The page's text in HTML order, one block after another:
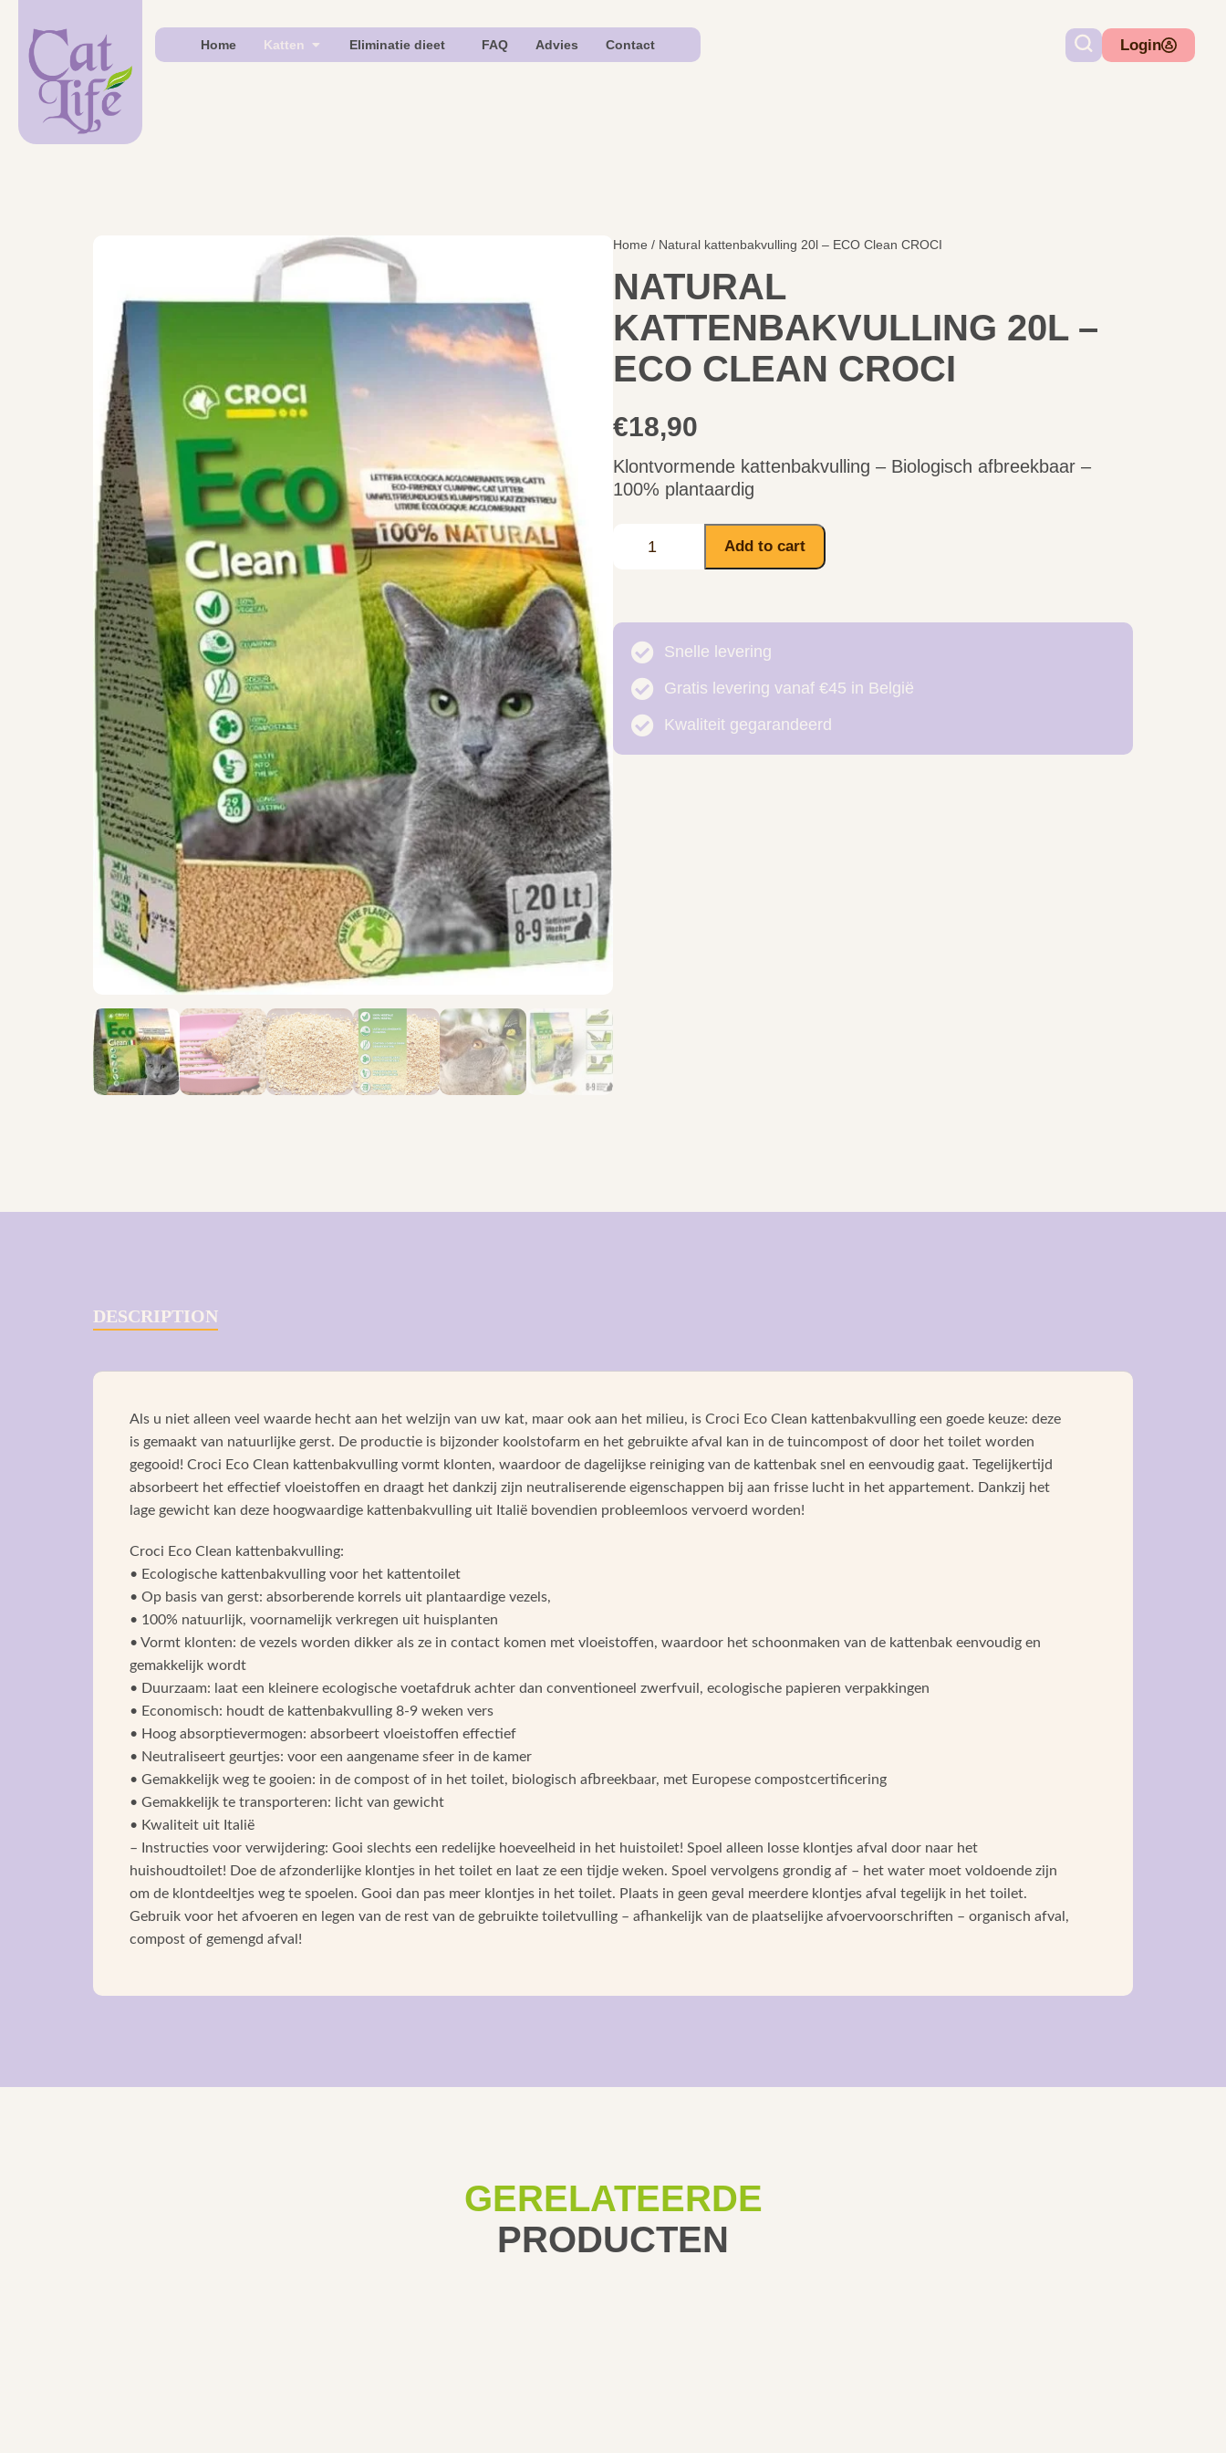
Home Katten Eliminatie dieet FAQ Advies Contact Login
Home / Natural kattenbakvulling 20l – ECO Clean CROCI
NATURAL
KATTENBAKVULLING 20L –
ECO CLEAN CROCI
€18,90
Klontvormende kattenbakvulling – Biologisch afbreekbaar –
100% plantaardig
Add to cart
Snelle levering
Gratis levering vanaf €45 in België
Kwaliteit gegarandeerd
DESCRIPTION
Als u niet alleen veel waarde hecht aan het welzijn van uw kat, maar ook aan het milieu, is Croci Eco Clean kattenbakvulling een goede keuze: deze
is gemaakt van natuurlijke gerst. De productie is bijzonder koolstofarm en het gebruikte afval kan in de tuincompost of door het toilet worden
gegooid! Croci Eco Clean kattenbakvulling vormt klonten, waardoor de dagelijkse reiniging van de kattenbak snel en eenvoudig gaat. Tegelijkertijd
absorbeert het effectief vloeistoffen en draagt ​​het dankzij zijn neutraliserende eigenschappen bij aan frisse lucht in het appartement. Dankzij het
lage gewicht kan deze hoogwaardige kattenbakvulling uit Italië bovendien probleemloos vervoerd worden!
Croci Eco Clean kattenbakvulling:
• Ecologische kattenbakvulling voor het kattentoilet
• Op basis van gerst: absorberende korrels uit plantaardige vezels,
• 100% natuurlijk, voornamelijk verkregen uit huisplanten
• Vormt klonten: de vezels worden dikker als ze in contact komen met vloeistoffen, waardoor het schoonmaken van de kattenbak eenvoudig en
gemakkelijk wordt
• Duurzaam: laat een kleinere ecologische voetafdruk achter dan conventioneel zwerfvuil, ecologische papieren verpakkingen
• Economisch: houdt de kattenbakvulling 8-9 weken vers
• Hoog absorptievermogen: absorbeert vloeistoffen effectief
• Neutraliseert geurtjes: voor een aangename sfeer in de kamer
• Gemakkelijk weg te gooien: in de compost of in het toilet, biologisch afbreekbaar, met Europese compostcertificering
• Gemakkelijk te transporteren: licht van gewicht
• Kwaliteit uit Italië
– Instructies voor verwijdering: Gooi slechts een redelijke hoeveelheid in het huistoilet! Spoel alleen losse klontjes afval door naar het
huishoudtoilet! Doe de afzonderlijke klontjes in het toilet en laat ze een tijdje weken. Spoel vervolgens grondig af – het water moet voldoende zijn
om de klontdeeltjes weg te spoelen. Gooi dan pas meer klontjes in het toilet. Plaats in geen geval meerdere klontjes afval tegelijk in het toilet.
Gebruik voor het afvoeren en legen van de rest van de gebruikte toiletvulling – afhankelijk van de plaatselijke afvoervoorschriften – organisch afval,
compost of gemengd afval!
GERELATEERDE
PRODUCTEN